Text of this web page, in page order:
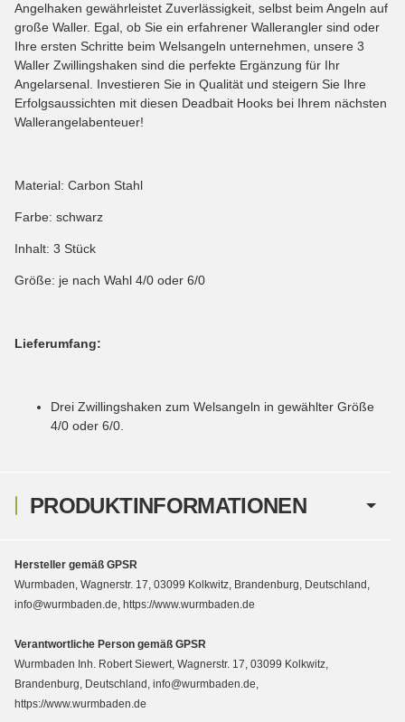
PRODUKTINFORMATIONEN
Angelhaken gewährleistet Zuverlässigkeit, selbst beim Angeln auf
große Waller. Egal, ob Sie ein erfahrener Wallerangler sind oder
Ihre ersten Schritte beim Welsangeln unternehmen, unsere 3
Waller Zwillingshaken sind die perfekte Ergänzung für Ihr
Angelarsenal. Investieren Sie in Qualität und steigern Sie Ihre
Erfolgsaussichten mit diesen Deadbait Hooks bei Ihrem nächsten
Wallerangelabenteuer!
Material: Carbon Stahl
Farbe: schwarz
Inhalt: 3 Stück
Größe: je nach Wahl 4/0 oder 6/0
Lieferumfang:
Drei Zwillingshaken zum Welsangeln in gewählter Größe
4/0 oder 6/0.
Hersteller gemäß GPSR
Wurmbaden, Wagnerstr. 17, 03099 Kolkwitz, Brandenburg, Deutschland,
info@wurmbaden.de, https://www.wurmbaden.de
Verantwortliche Person gemäß GPSR
Wurmbaden Inh. Robert Siewert, Wagnerstr. 17, 03099 Kolkwitz,
Brandenburg, Deutschland, info@wurmbaden.de,
https://www.wurmbaden.de